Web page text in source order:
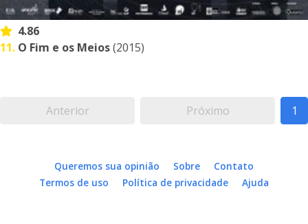
4.86
11. O Fim e os Meios(2015)
Anterior Próximo 1
Queremos sua opinião Sobre
Contato
Termos de uso
Política de privacidade Ajuda